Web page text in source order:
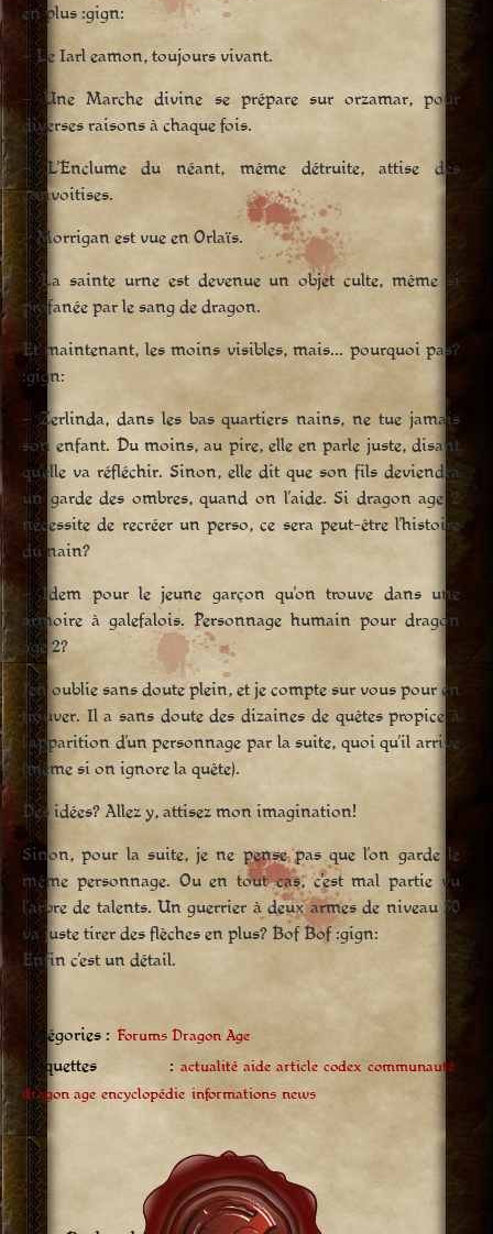
en plus :gign:
– Le Iarl eamon, toujours vivant.
– Une Marche divine se prépare sur orzamar, pour
diverses raisons à chaque fois.
– L’Enclume du néant, même détruite, attise des
convoitises.
– Morrigan est vue en Orlaïs.
– La sainte urne est devenue un objet culte, même si
profanée par le sang de dragon.
Et maintenant, les moins visibles, mais… pourquoi pas?
:gign:
– Zerlinda, dans les bas quartiers nains, ne tue jamais
son enfant. Du moins, au pire, elle en parle juste, disant
qu’elle va réfléchir. Sinon, elle dit que son fils deviendra
un garde des ombres, quand on l’aide. Si dragon age 2
nécessite de recréer un perso, ce sera peut-être l’histoire
du nain?
– Idem pour le jeune garçon qu’on trouve dans une
armoire à galefalois. Personnage humain pour dragon
age 2?
J’en oublie sans doute plein, et je compte sur vous pour en
trouver. Il a sans doute des dizaines de quêtes propice à
l’apparition d’un personnage par la suite, quoi qu’il arrive
(même si on ignore la quête).
Des idées? Allez y, attisez mon imagination!
Sinon, pour la suite, je ne pense pas que l’on garde le
même personnage. Ou en tout cas, c’est mal partie vu
l’arbre de talents. Un guerrier à deux armes de niveau 50
va juste tirer des flèches en plus? Bof Bof :gign:
Enfin c’est un détail.
Catégories : Forums Dragon Age
Étiquettes : actualité aide article codex communauté
dragon age encyclopédie informations news